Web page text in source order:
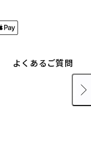
よくあるご質問